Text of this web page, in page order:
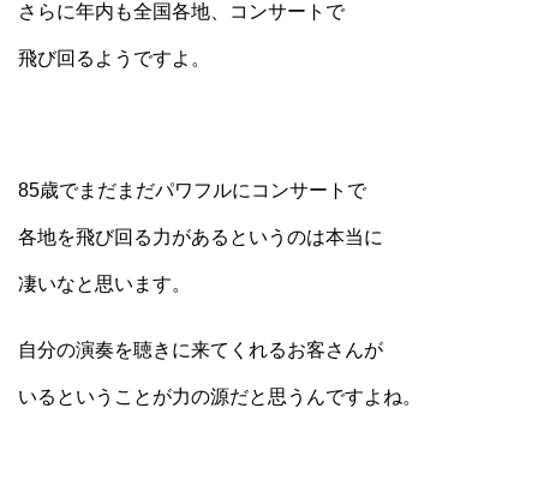
さらに年内も全国各地、コンサートで
飛び回るようですよ。
85歳でまだまだパワフルにコンサートで
各地を飛び回る力があるというのは本当に
凄いなと思います。
自分の演奏を聴きに来てくれるお客さんが
いるということが力の源だと思うんですよね。